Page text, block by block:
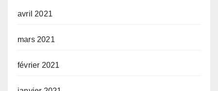
avril 2021
mars 2021
février 2021